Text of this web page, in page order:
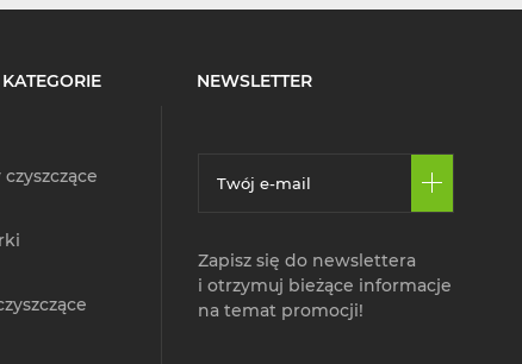
czyszczące
NEWSLETTER
Zapisz się do newslettera
i otrzymuj bieżące informacje
na temat promocji!